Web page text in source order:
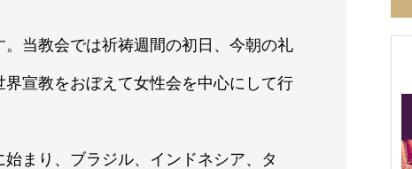
当教会では祈祷週間の初日、今朝の礼
宣教をおぼえて女性会を中心にして行
まり、ブラジル、インドネシア、タ